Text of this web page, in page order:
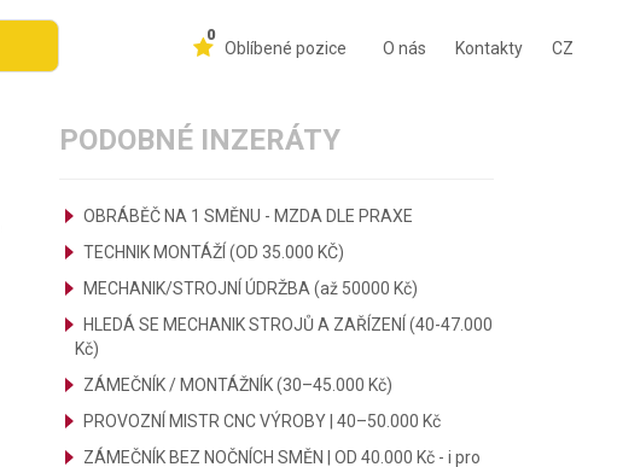
0
Oblíbené pozice O nás Kontakty CZ
PODOBNÉ INZERÁTY
OBRÁBĚČ NA 1 SMĚNU - MZDA DLE PRAXE
TECHNIK MONTÁŽÍ (OD 35.000 KČ)
MECHANIK/STROJNÍ ÚDRŽBA (až 50000 Kč)
HLEDÁ SE MECHANIK STROJŮ A ZAŘÍZENÍ (40-47.000
Kč)
ZÁMEČNÍK / MONTÁŽNÍK (30–45.000 Kč)
PROVOZNÍ MISTR CNC VÝROBY | 40–50.000 Kč
ZÁMEČNÍK BEZ NOČNÍCH SMĚN | OD 40.000 Kč - i pro